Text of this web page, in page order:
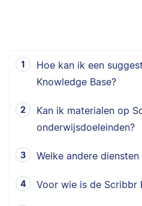
Hoe kan ik een
Knowledge Base?
Kan ik materialen op
onderwijsdoeleinden?
Welke andere
Voor wie is de Scribbr